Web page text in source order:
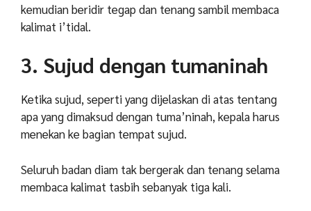
kemudian beridir tegap dan tenang sambil membaca
kalimat i’tidal.
3. Sujud dengan tumaninah
Ketika sujud, seperti yang dijelaskan di atas tentang
apa yang dimaksud dengan tuma’ninah, kepala harus
menekan ke bagian tempat sujud.
Seluruh badan diam tak bergerak dan tenang selama
membaca kalimat tasbih sebanyak tiga kali.